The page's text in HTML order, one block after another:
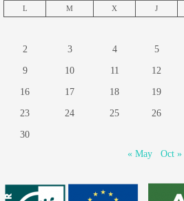
L M X J
2 3 4 5
9 10 11 12
16 17 18 19
23 24 25 26
30
« May
Oct »